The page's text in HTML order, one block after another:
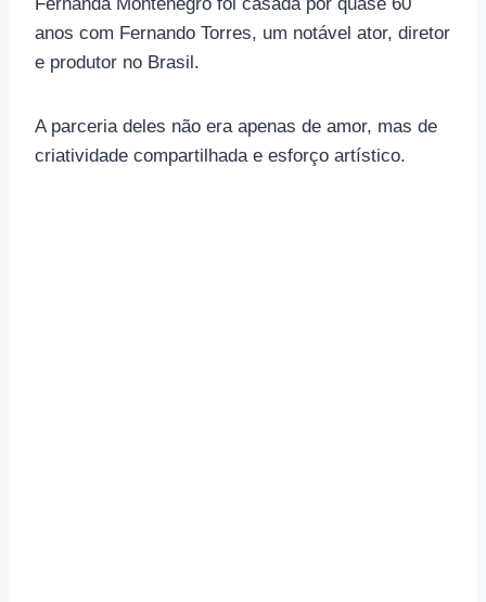
anos com Fernando Torres, um notável ator, diretor
e produtor no Brasil.
A parceria deles não era apenas de amor, mas de
criatividade compartilhada e esforço artístico.